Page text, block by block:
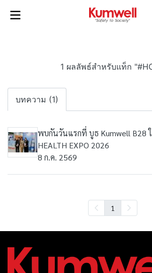
1 ผลลัพธ์สำหรับแท็ก
บทความ (1)
พบกันวันแรกที่ บูธ Kumwell B28
HEALTH EXPO 2026
8 ก.ค. 2569
1